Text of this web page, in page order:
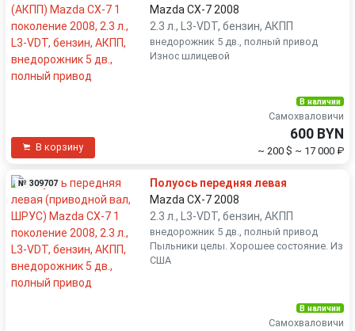
Mazda CX-7 2008
2.3 л., L3-VDT, бензин, АКПП
внедорожник 5 дв., полный привод
Износ шлицевой
В корзину
В наличии
Самохваловичи
600 BYN
~ 200 $ ~ 17 000 ₽
№ 309707
Полуось передняя левая
Mazda CX-7 2008
2.3 л., L3-VDT, бензин, АКПП
внедорожник 5 дв., полный привод
Пыльники целы. Хорошее состояние. Из
США
В наличии
Самохваловичи